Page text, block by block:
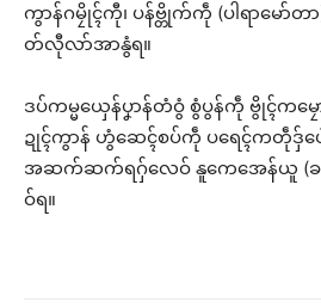
ကွာန်ဂမၠိုၚ်ကီု၊ ပန်ဗ္တိုက်ကဵု (ပါရာမော်
တ်လီုလာ်အာနွံရ။
ဒပ်ကမ္မယှေန်ပၞာန်တံဝွံ စွံပွန်ကဵု ဗွိုၚ်ကမၠော
ဍုၚ်ကွာန် ဟွံဆေၚ်စပ်ကဵု ပရေၚ်ကတဵုဒှ်ပ
အဆက်ဆက်ရဂှ်လေဝ် နူကေအေန်ယူ (ခ
ဝ်ရ။